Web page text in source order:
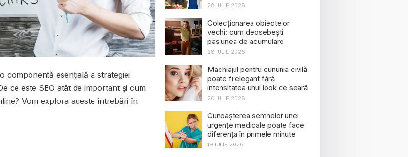
componentă esențială a strategiei
ce este SEO atât de important și cum
Vom explora aceste întrebări în
28 IULIE 2026
Colecționarea obiectelor
vechi: cum deosebești
pasiunea de acumulare
28 IULIE 2026
Machiajul pentru cununia civilă
poate fi elegant fără
intensitatea unui look de seară
20 IULIE 2026
Cunoașterea semnelor unei
urgențe medicale poate face
diferența în primele minute
19 IULIE 2026